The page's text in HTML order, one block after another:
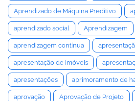
Aprendizado de Máquina Preditivo
aprendizado social Aprendizagem
aprendizagem contínua
apresentação de imóveis
apresentações aprimoramento de
aprovação Aprovação de Projeto